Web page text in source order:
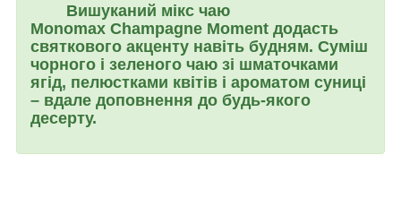
Вишуканий мікс чаю
Monomax Champagne Moment додасть
святкового акценту навіть будням. Суміш
чорного і зеленого чаю зі шматочками
ягід, пелюстками квітів і ароматом суниці
– вдале доповнення до будь-якого
десерту.